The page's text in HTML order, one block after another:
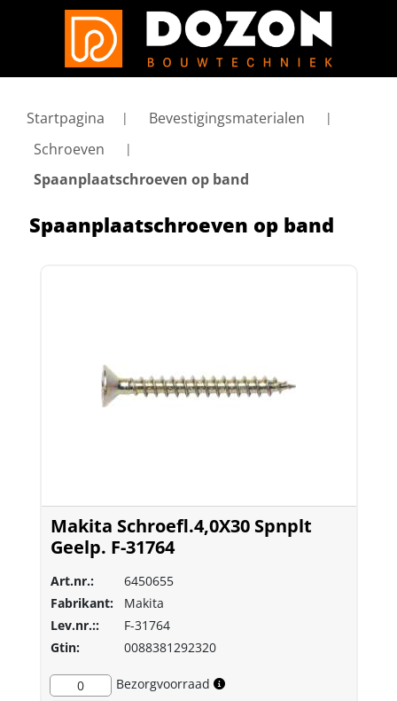
Startpagina
Bevestigingsmaterialen
Schroeven
Spaanplaatschroeven op band
Spaanplaatschroeven op band
Makita Schroefl.4,0X30 Spnplt
Geelp. F-31764
Art.nr.:
6450655
Fabrikant:
Makita
Lev.nr.::
F-31764
Gtin:
0088381292320
0
Bezorgvoorraad